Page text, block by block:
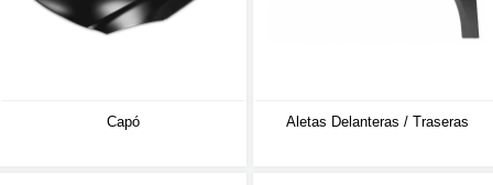
Capó Aletas Delanteras / Traseras